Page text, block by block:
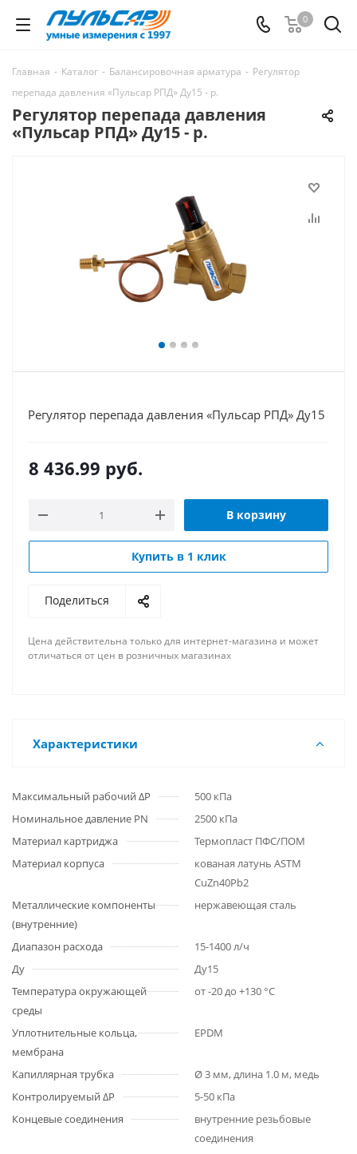
0
Главная - Каталог - Балансировочная арматура - Регулятор
перепада давления «Пульсар РПД» Ду15 - р.
Регулятор перепада давления
«Пульсар РПД» Ду15 - р.
Регулятор перепада давления «Пульсар РПД» Ду15
8 436.99 руб.
В корзину
Купить в 1 клик
Поделиться
Цена действительна только для интернет-магазина и может
отличаться от цен в розничных магазинах
Характеристики
Максимальный рабочий ΔP
500 кПа
Номинальное давление PN
2500 кПа
Материал картриджа
Термопласт ПФС/ПОМ
Материал корпуса
кованая латунь ASTM
CuZn40Pb2
Металлические компоненты
(внутренние)
нержавеющая сталь
Диапазон расхода
15-1400 л/ч
Ду
Ду15
Температура окружающей
среды
от -20 до +130 °С
Уплотнительные кольца,
мембрана
EPDM
Капиллярная трубка
Ø 3 мм, длина 1.0 м, медь
Контролируемый ΔP
5-50 кПа
Концевые соединения
внутренние резьбовые
соединения